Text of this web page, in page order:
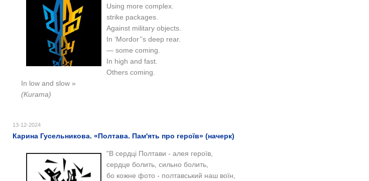
Using more complex.
strike packages.
Against military objects.
In ‘Mordor’’s deep rear.
— some coming.
In high and fast.
Others coming.
In low and slow »
(Kurama)
13-12-2024
Карина Гусельникова. «Полтава. Пам'ять про героїв» (начерк)
"В сердці Полтави - алея героїв,
сердце болить, сильно болить,
бо кожне фото - полтавський наш воїн,